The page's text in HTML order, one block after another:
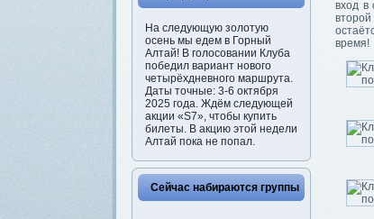
На следующую золотую
осень мы едем в Горный
Алтай! В голосовании Клуба
победил вариант нового
четырёхдневного маршрута.
Даты точные: 3-6 октября
2025 года. Ждём следующей
акции «S7», чтобы купить
билеты. В акцию этой недели
Алтай пока не попал.
Сейчас набираются группы
вход в
время!